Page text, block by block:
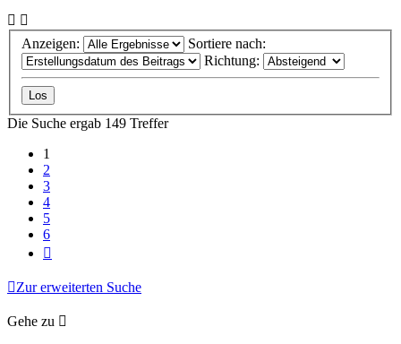
Anzeigen:
Sortiere nach:
Richtung:
Die Suche ergab 149 Treffer
1
2
3
4
5
6
Zur erweiterten Suche
Gehe zu